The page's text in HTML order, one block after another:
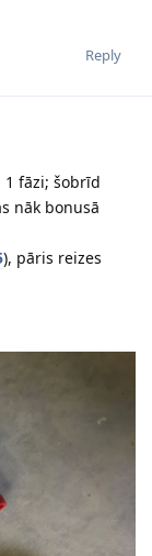
Reply
1 fāzi; šobrīd
nāk bonusā
), pāris reizes